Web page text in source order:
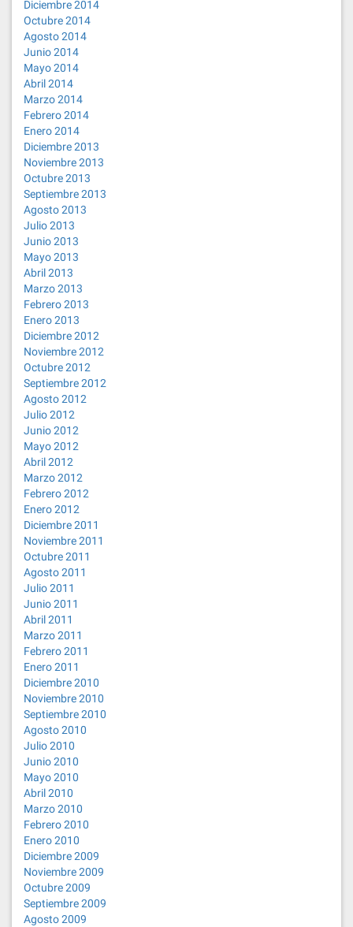
Diciembre 2014
Octubre 2014
Agosto 2014
Junio 2014
Mayo 2014
Abril 2014
Marzo 2014
Febrero 2014
Enero 2014
Diciembre 2013
Noviembre 2013
Octubre 2013
Septiembre 2013
Agosto 2013
Julio 2013
Junio 2013
Mayo 2013
Abril 2013
Marzo 2013
Febrero 2013
Enero 2013
Diciembre 2012
Noviembre 2012
Octubre 2012
Septiembre 2012
Agosto 2012
Julio 2012
Junio 2012
Mayo 2012
Abril 2012
Marzo 2012
Febrero 2012
Enero 2012
Diciembre 2011
Noviembre 2011
Octubre 2011
Agosto 2011
Julio 2011
Junio 2011
Abril 2011
Marzo 2011
Febrero 2011
Enero 2011
Diciembre 2010
Noviembre 2010
Septiembre 2010
Agosto 2010
Julio 2010
Junio 2010
Mayo 2010
Abril 2010
Marzo 2010
Febrero 2010
Enero 2010
Diciembre 2009
Noviembre 2009
Octubre 2009
Septiembre 2009
Agosto 2009